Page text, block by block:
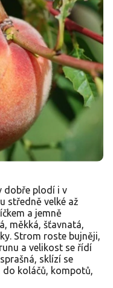
dobře plodí i v
středně velké až
a jemně
měkká, šťavnatá,
Strom roste bujněji,
a velikost se řídí
sklízí se
koláčů, kompotů,